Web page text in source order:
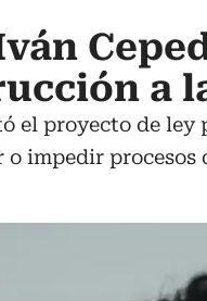
a
el proyecto de
impedir procesos